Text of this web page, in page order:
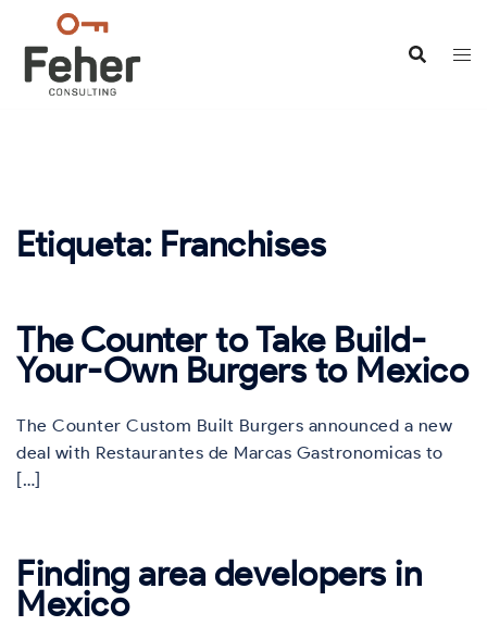
contenido
Etiqueta: Franchises
The Counter to Take Build-
Your-Own Burgers to Mexico
The Counter Custom Built Burgers announced a new
deal with Restaurantes de Marcas Gastronomicas to
[…]
Finding area developers in
Mexico